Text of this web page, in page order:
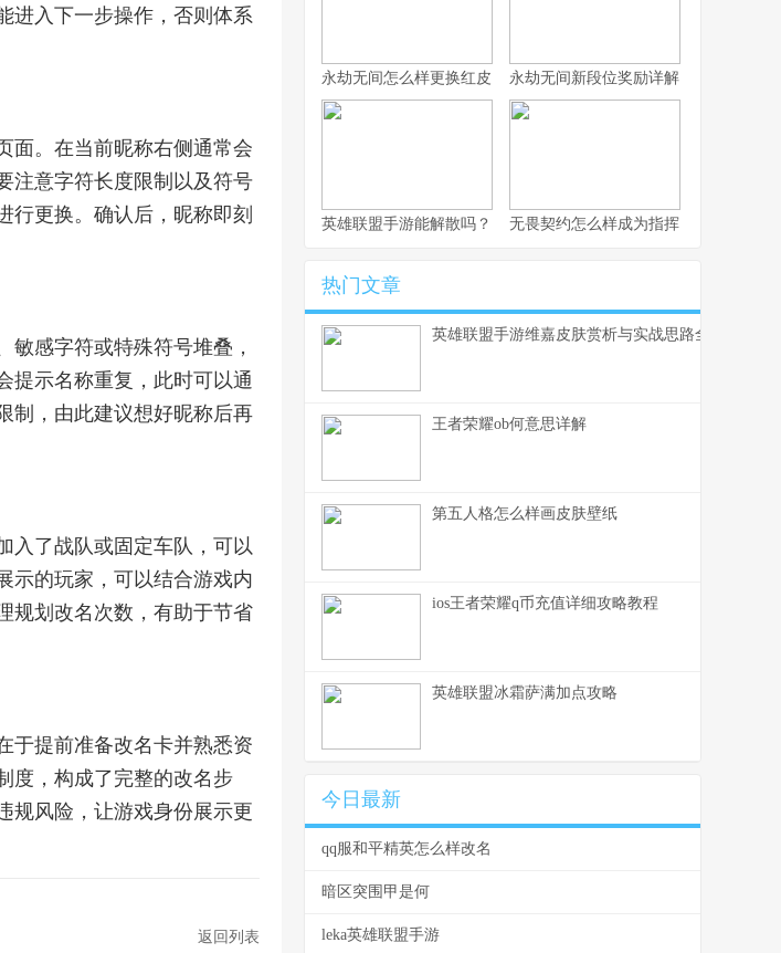
进入下一步操作，否则体系
面。在当前昵称右侧通常会
注意字符长度限制以及符号
行更换。确认后，昵称即刻
感字符或特殊符号堆叠，
提示名称重复，此时可以通
制，由此建议想好昵称后再
入了战队或固定车队，可以
示的玩家，可以结合游戏内
规划改名次数，有助于节省
于提前准备改名卡并熟悉资
度，构成了完整的改名步
规风险，让游戏身份展示更
返回列表
永劫无间怎么样更换红皮 永劫无间新段位奖励详解
英雄联盟手游能解散吗？ 无畏契约怎么样成为指挥
热门文章
英雄联盟手游维嘉皮肤赏析与实战思路全解
王者荣耀ob何意思详解
第五人格怎么样画皮肤壁纸
ios王者荣耀q币充值详细攻略教程
英雄联盟冰霜萨满加点攻略
今日最新
qq服和平精英怎么样改名
暗区突围甲是何
leka英雄联盟手游